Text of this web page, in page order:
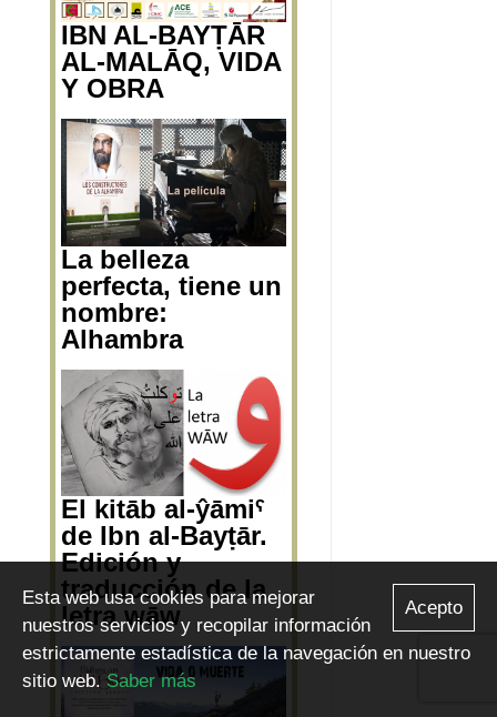
IBN AL-BAYṬĀR
AL-MALĀQ, VIDA
Y OBRA
La belleza
perfecta, tiene un
nombre:
Alhambra
El kitāb al-ŷāmiˁ
de Ibn al-Bayṭār.
Edición y
traducción de la
Acepto
Esta web usa cookies para mejorar
nuestros servicios y recopilar información
estrictamente estadística de la navegación en nuestro
sitio web.Saber más